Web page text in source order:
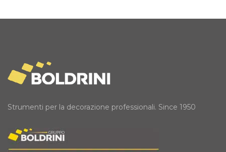
Strumenti per la decorazione professionali. Since 1950